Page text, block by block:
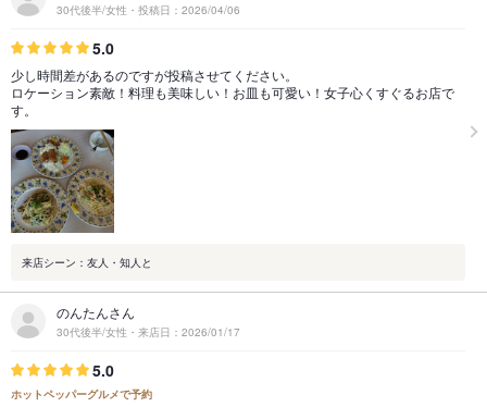
30代後半/女性・投稿日：2026/04/06
5.0
少し時間差があるのですが投稿させてください。
ロケーション素敵！料理も美味しい！お皿も可愛い！女子心くすぐるお店で
す。
来店シーン：友人・知人と
のんたんさん
30代後半/女性・来店日：2026/01/17
5.0
ホットペッパーグルメで予約